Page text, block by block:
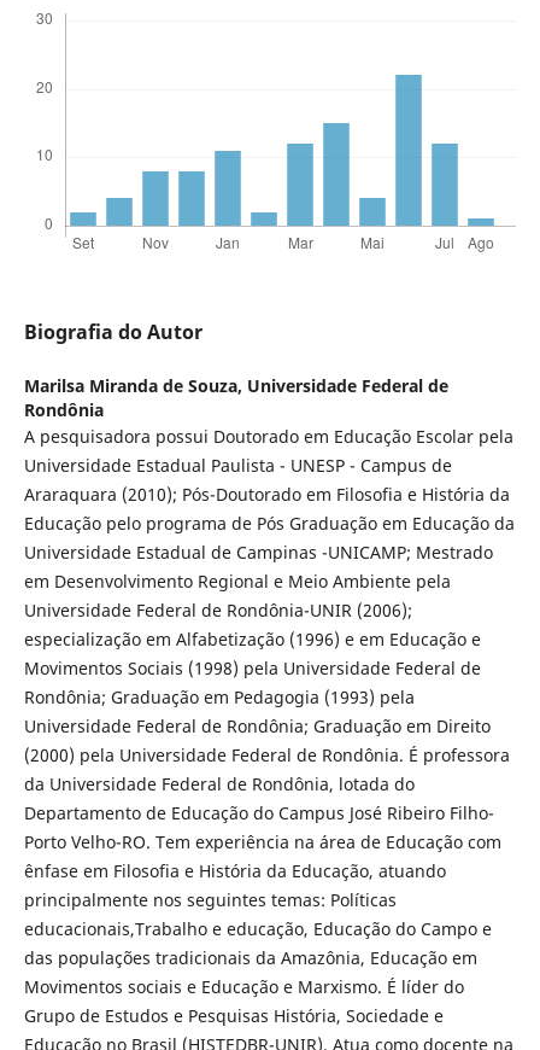
Biografia do Autor
Marilsa Miranda de Souza, Universidade Federal de
Rondônia
A pesquisadora possui Doutorado em Educação Escolar pela
Universidade Estadual Paulista - UNESP - Campus de
Araraquara (2010); Pós-Doutorado em Filosofia e História da
Educação pelo programa de Pós Graduação em Educação da
Universidade Estadual de Campinas -UNICAMP; Mestrado
em Desenvolvimento Regional e Meio Ambiente pela
Universidade Federal de Rondônia-UNIR (2006);
especialização em Alfabetização (1996) e em Educação e
Movimentos Sociais (1998) pela Universidade Federal de
Rondônia; Graduação em Pedagogia (1993) pela
Universidade Federal de Rondônia; Graduação em Direito
(2000) pela Universidade Federal de Rondônia. É professora
da Universidade Federal de Rondônia, lotada do
Departamento de Educação do Campus José Ribeiro Filho-
Porto Velho-RO. Tem experiência na área de Educação com
ênfase em Filosofia e História da Educação, atuando
principalmente nos seguintes temas: Políticas
educacionais,Trabalho e educação, Educação do Campo e
das populações tradicionais da Amazônia, Educação em
Movimentos sociais e Educação e Marxismo. É líder do
Grupo de Estudos e Pesquisas História, Sociedade e
Educação no Brasil (HISTEDBR-UNIR). Atua como docente na